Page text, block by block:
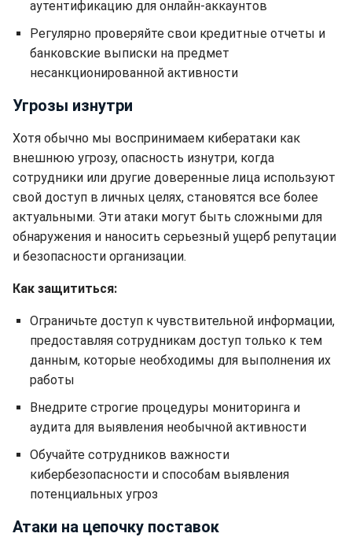
аутентификацию для онлайн-аккаунтов
Регулярно проверяйте свои кредитные отчеты и
банковские выписки на предмет
несанкционированной активности
Угрозы изнутри
Хотя обычно мы воспринимаем кибератаки как
внешнюю угрозу, опасность изнутри, когда
сотрудники или другие доверенные лица используют
свой доступ в личных целях, становятся все более
актуальными. Эти атаки могут быть сложными для
обнаружения и наносить серьезный ущерб репутации
и безопасности организации.
Как защититься:
Ограничьте доступ к чувствительной информации,
предоставляя сотрудникам доступ только к тем
данным, которые необходимы для выполнения их
работы
Внедрите строгие процедуры мониторинга и
аудита для выявления необычной активности
Обучайте сотрудников важности
кибербезопасности и способам выявления
потенциальных угроз
Атаки на цепочку поставок